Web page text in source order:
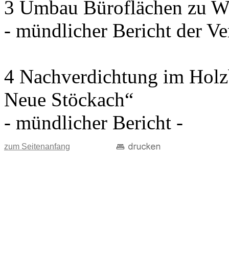
3 Umbau Büroflächen zu
- mündlicher Bericht der
4 Nachverdichtung im
Neue Stöckach“
- mündlicher Bericht -
zum Seitenanfang